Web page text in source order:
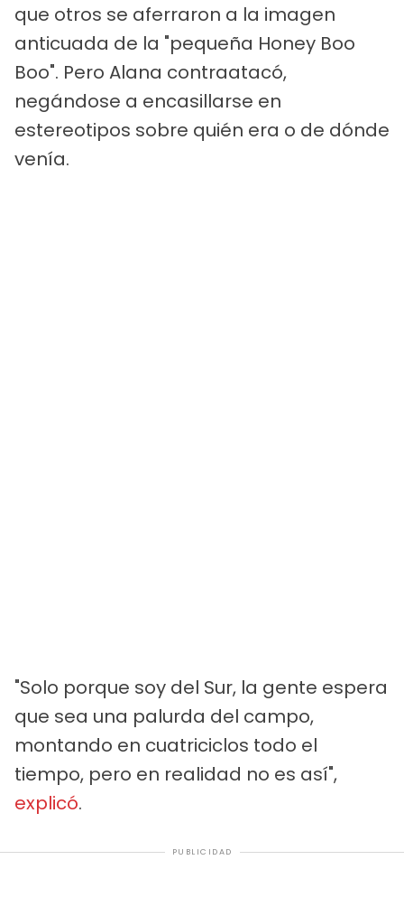
que otros se aferraron a la imagen
anticuada de la "pequeña Honey Boo
Boo". Pero Alana contraatacó,
negándose a encasillarse en
estereotipos sobre quién era o de dónde
venía.
"Solo porque soy del Sur, la gente espera
que sea una palurda del campo,
montando en cuatriciclos todo el
tiempo, pero en realidad no es así",
explicó.
PUBLICIDAD